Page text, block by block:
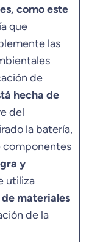
como este
que
las
de
hecha de
del
la batería,
componentes
y
utiliza
materiales
de la